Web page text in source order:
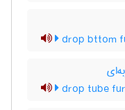
drop bttom
drop tube